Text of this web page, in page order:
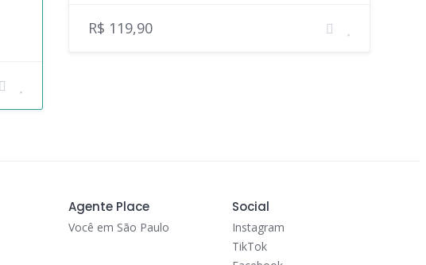
R$ 119,90
Agente Place
Você em São Paulo
Social
Instagram
TikTok